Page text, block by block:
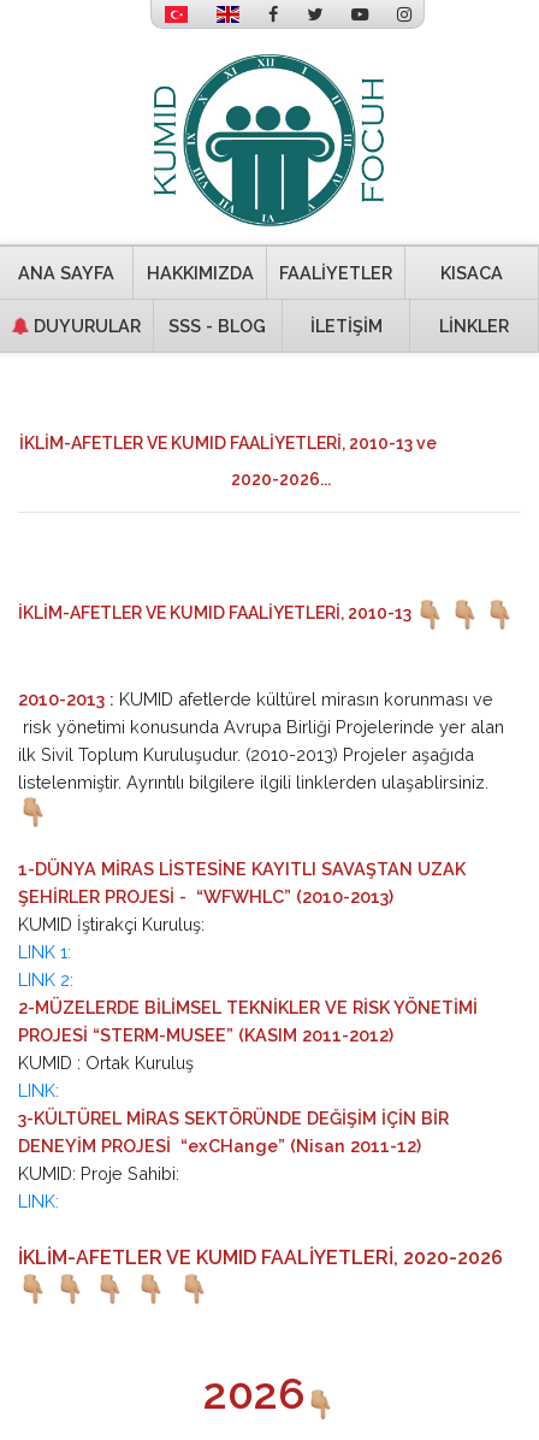
ANA SAYFA HAKKIMIZDA FAALİYETLER KISACA
DUYURULAR SSS - BLOG İLETİŞİM LİNKLER
İKLİM-AFETLER VE KUMID FAALİYETLERİ, 2010-13 ve
2020-2026...
İKLİM-AFETLER VE KUMID FAALİYETLERİ, 2010-13
2010-2013 : KUMID afetlerde kültürel mirasın korunması ve
risk yönetimi konusunda Avrupa Birliği Projelerinde yer alan
ilk Sivil Toplum Kuruluşudur. (2010-2013) Projeler aşağıda
listelenmiştir. Ayrıntılı bilgilere ilgili linklerden ulaşablirsiniz.
1-DÜNYA MİRAS LİSTESİNE KAYITLI SAVAŞTAN UZAK
ŞEHİRLER PROJESİ - “WFWHLC” (2010-2013)
KUMID İştirakçi Kuruluş:
LINK 1:
LINK 2:
2-MÜZELERDE BİLİMSEL TEKNİKLER VE RİSK YÖNETİMİ
PROJESİ “STERM-MUSEE” (KASIM 2011-2012)
KUMID : Ortak Kuruluş
LINK:
3-KÜLTÜREL MİRAS SEKTÖRÜNDE DEĞİŞİM İÇİN BİR
DENEYİM PROJESİ “exCHange” (Nisan 2011-12)
KUMID: Proje Sahibi:
LINK:
İKLİM-AFETLER VE KUMID FAALİYETLERİ, 2020-2026
2026